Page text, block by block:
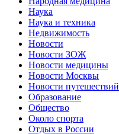
Наука
Наука и техника
Недвижимость
Новости
Новости ЗОЖ
Новости медицины
Новости Москвы
Новости путешествий
Образование
Общество
Около спорта
Отдых в России